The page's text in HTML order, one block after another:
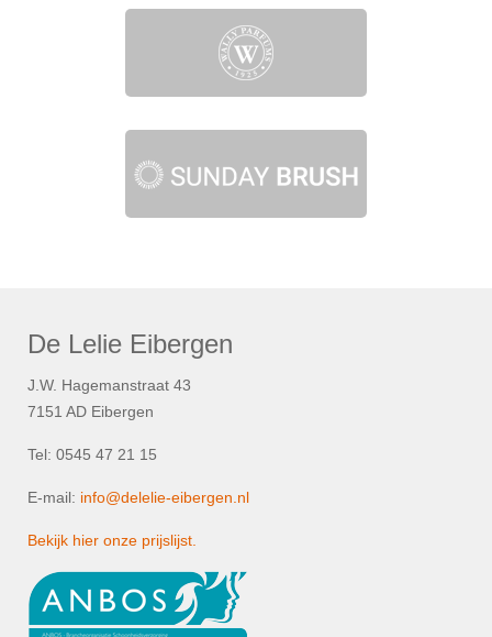
De Lelie Eibergen
J.W. Hagemanstraat 43
7151 AD Eibergen
Tel: 0545 47 21 15
E-mail: info@delelie-eibergen.nl
Bekijk hier onze prijslijst.